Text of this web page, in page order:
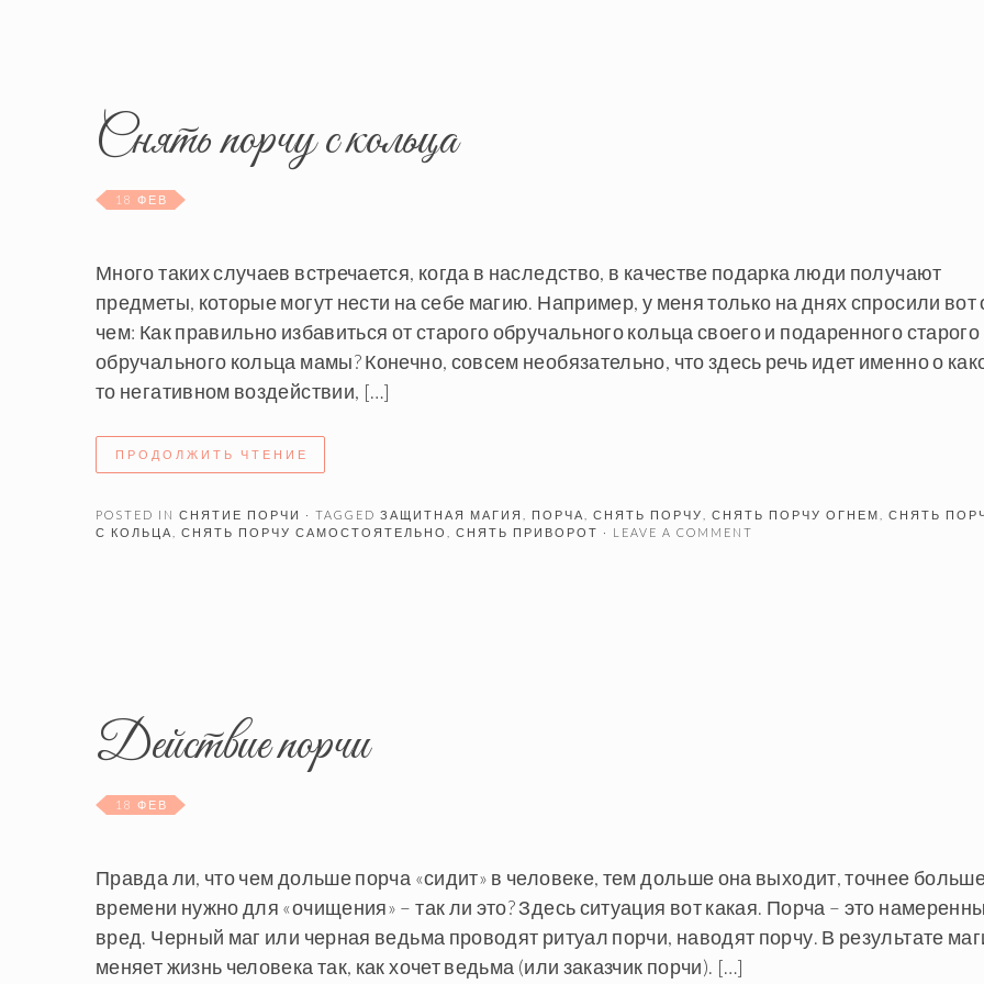
Снять порчу с кольца
18 ФЕВ
Много таких случаев встречается, когда в наследство, в качестве подарка люди получают
предметы, которые могут нести на себе магию. Например, у меня только на днях спросили вот
чем: Как правильно избавиться от старого обручального кольца своего и подаренного старого
обручального кольца мамы? Конечно, совсем необязательно, что здесь речь идет именно о
то негативном воздействии, […]
ПРОДОЛЖИТЬ ЧТЕНИЕ
POSTED IN СНЯТИЕ ПОРЧИ · TAGGED ЗАЩИТНАЯ МАГИЯ ПОРЧА СНЯТЬ ПОРЧУ СНЯТЬ ПОРЧУ ОГНЕМ
СНЯТЬ
С КОЛЬЦА
СНЯТЬ ПОРЧУ САМОСТОЯТЕЛЬНО СНЯТЬ ПРИВОРОТ · LEAVE A COMMENT
Действие порчи
18 ФЕВ
Правда ли, что чем дольше порча «сидит» в человеке, тем дольше она выходит, точнее
времени нужно для «очищения» – так ли это? Здесь ситуация вот какая. Порча – это
вред. Черный маг или черная ведьма проводят ритуал порчи, наводят порчу. В результате
меняет жизнь человека так, как хочет ведьма (или заказчик порчи). […]